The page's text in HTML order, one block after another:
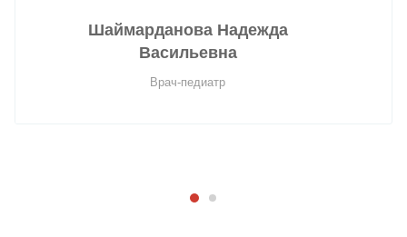
Шаймарданова Надежда
Васильевна
Врач-педиатр